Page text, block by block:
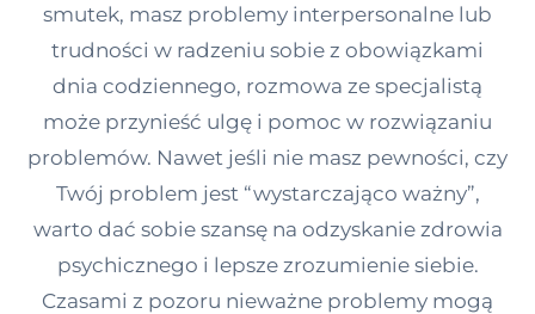
smutek, masz problemy interpersonalne lub
trudności w radzeniu sobie z obowiązkami
dnia codziennego, rozmowa ze specjalistą
może przynieść ulgę i pomoc w rozwiązaniu
problemów. Nawet jeśli nie masz pewności, czy
Twój problem jest “wystarczająco ważny”,
warto dać sobie szansę na odzyskanie zdrowia
psychicznego i lepsze zrozumienie siebie.
Czasami z pozoru nieważne problemy mogą